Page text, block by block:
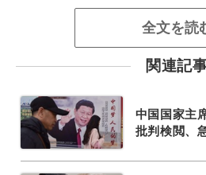
全文を読
関連記
中国国家主
批判検閲、